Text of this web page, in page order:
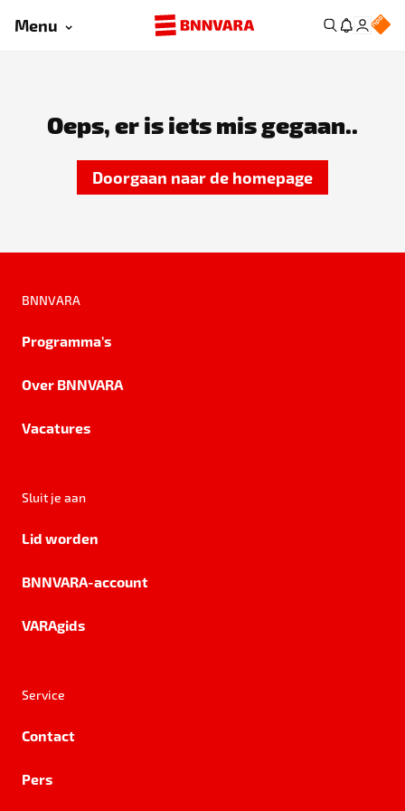
Menu
Oeps, er is iets mis gegaan..
Doorgaan naar de homepage
BNNVARA
Programma's
Over BNNVARA
Vacatures
Sluit je aan
Lid worden
BNNVARA-account
VARAgids
Service
Contact
Pers